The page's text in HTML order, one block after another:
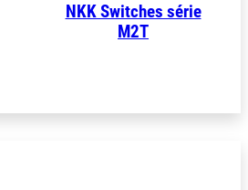
NKK Switches série
M2T